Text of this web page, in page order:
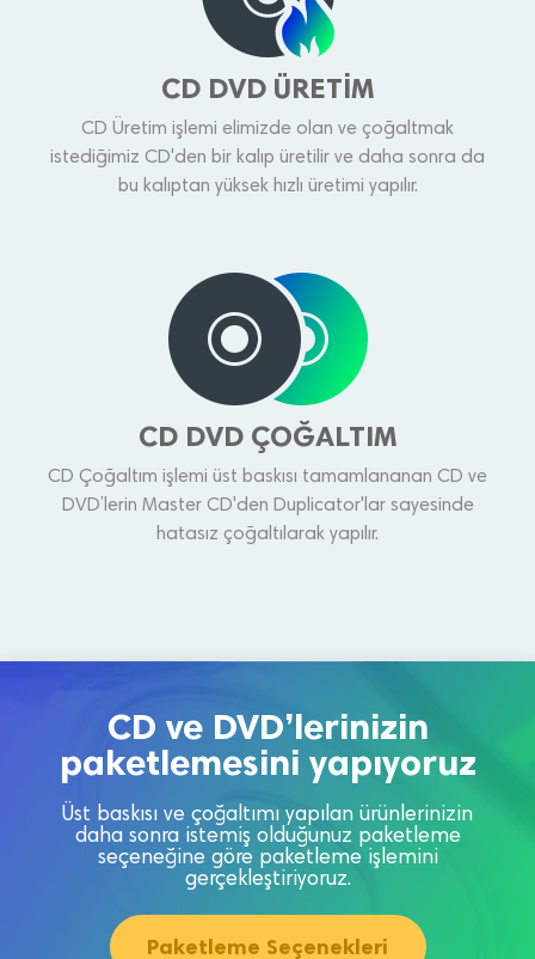
CD DVD ÜRETİM
CD Üretim işlemi elimizde olan ve çoğaltmak
istediğimiz CD'den bir kalıp üretilir ve daha sonra da
bu kalıptan yüksek hızlı üretimi yapılır.
CD DVD ÇOĞALTIM
CD Çoğaltım işlemi üst baskısı tamamlananan CD ve
DVD’lerin Master CD'den Duplicator'lar sayesinde
hatasız çoğaltılarak yapılır.
CD ve DVD’lerinizin
paketlemesini yapıyoruz
Üst baskısı ve çoğaltımı yapılan ürünlerinizin
daha sonra istemiş olduğunuz paketleme
seçeneğine göre paketleme işlemini
gerçekleştiriyoruz.
Paketleme Seçenekleri